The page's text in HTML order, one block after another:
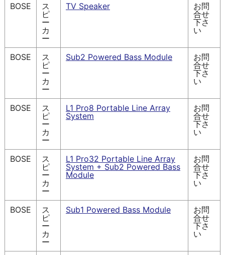
BOSE
ス
ピ
ー
カ
ー
TV Speaker
お問
合せ
下さ
い
BOSE
ス
ピ
ー
カ
ー
Sub2 Powered Bass Module
お問
合せ
下さ
い
BOSE
ス
ピ
ー
カ
ー
L1 Pro8 Portable Line Array
System
お問
合せ
下さ
い
BOSE
ス
ピ
ー
カ
ー
L1 Pro32 Portable Line Array
System + Sub2 Powered Bass
Module
お問
合せ
下さ
い
BOSE
ス
ピ
ー
カ
ー
Sub1 Powered Bass Module
お問
合せ
下さ
い